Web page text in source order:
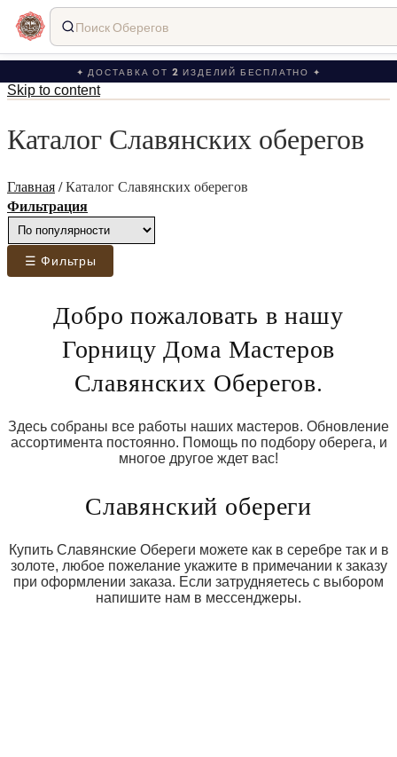
✦ ДОСТАВКА ОТ 2 ИЗДЕЛИЙ БЕСПЛАТНО ✦
Skip to content
Каталог Славянских оберегов
Главная/Каталог Славянских оберегов
Фильтрация
☰ Фильтры
Добро пожаловать в нашу
Горницу Дома Мастеров
Славянских Оберегов.
Здесь собраны все работы наших мастеров. Обновление
ассортимента постоянно. Помощь по подбору оберега, и
многое другое ждет вас!
Славянский обереги
Купить Славянские Обереги можете как в серебре так и в
золоте, любое пожелание укажите в примечании к заказу
при оформлении заказа. Если затрудняетесь с выбором
напишите нам в мессенджеры.
Поиск Оберегов